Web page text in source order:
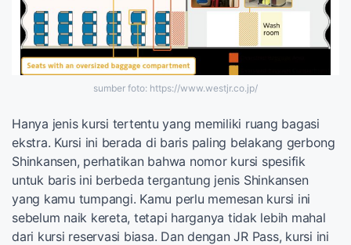
sumber foto: https://www.westjr.co.jp/
Hanya jenis kursi tertentu yang memiliki ruang bagasi
ekstra. Kursi ini berada di baris paling belakang gerbong
Shinkansen, perhatikan bahwa nomor kursi spesifik
untuk baris ini berbeda tergantung jenis Shinkansen
yang kamu tumpangi. Kamu perlu memesan kursi ini
sebelum naik kereta, tetapi harganya tidak lebih mahal
dari kursi reservasi biasa. Dan dengan JR Pass, kursi ini